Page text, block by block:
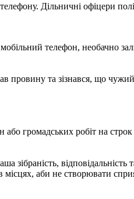
Дільничні офіцери
телефон, необачно
провину та зізнався, що
громадських робіт на
зібраність, відповідальність
місцях, аби не створювати